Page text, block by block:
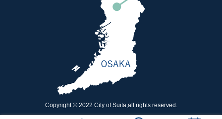
Copyright © 2022 City of Suita,all rights reserved.